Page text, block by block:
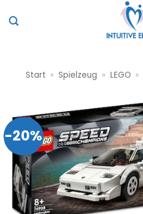
Inhalt
Start » Spielzeug » LEGO »
-20%